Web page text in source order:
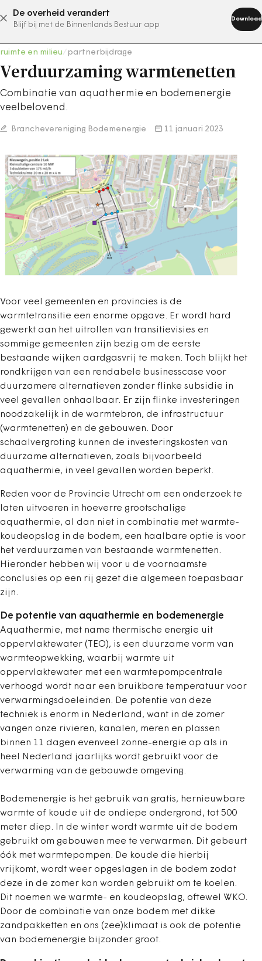
De overheid verandert
Blijf bij met de Binnenlands Bestuur app
Download
abonneer nu
ruimte en milieu partnerbijdrage
Verduurzaming warmtenetten
Combinatie van aquathermie en bodemenergie
veelbelovend.
Branchevereniging Bodemenergie 11 januari 2023
Voor veel gemeenten en provincies is de
warmtetransitie een enorme opgave. Er wordt hard
gewerkt aan het uitrollen van transitievisies en
sommige gemeenten zijn bezig om de eerste
bestaande wijken aardgasvrij te maken. Toch blijkt het
rondkrijgen van een rendabele businesscase voor
duurzamere alternatieven zonder flinke subsidie in
veel gevallen onhaalbaar. Er zijn flinke investeringen
noodzakelijk in de warmtebron, de infrastructuur
(warmtenetten) en de gebouwen. Door
schaalvergroting kunnen de investeringskosten van
duurzame alternatieven, zoals bijvoorbeeld
aquathermie, in veel gevallen worden beperkt.
Reden voor de Provincie Utrecht om een onderzoek te
laten uitvoeren in hoeverre grootschalige
aquathermie, al dan niet in combinatie met warmte-
koudeopslag in de bodem, een haalbare optie is voor
het verduurzamen van bestaande warmtenetten.
Hieronder hebben wij voor u de voornaamste
conclusies op een rij gezet die algemeen toepasbaar
zijn.
De potentie van aquathermie en bodemenergie
Aquathermie, met name thermische energie uit
oppervlaktewater (TEO), is een duurzame vorm van
warmteopwekking, waarbij warmte uit
oppervlaktewater met een warmtepompcentrale
verhoogd wordt naar een bruikbare temperatuur voor
verwarmingsdoeleinden. De potentie van deze
techniek is enorm in Nederland, want in de zomer
vangen onze rivieren, kanalen, meren en plassen
binnen 11 dagen evenveel zonne-energie op als in
heel Nederland jaarlijks wordt gebruikt voor de
verwarming van de gebouwde omgeving.
Bodemenergie is het gebruik van gratis, hernieuwbare
warmte of koude uit de ondiepe ondergrond, tot 500
meter diep. In de winter wordt warmte uit de bodem
gebruikt om gebouwen mee te verwarmen. Dit gebeurt
óók met warmtepompen. De koude die hierbij
vrijkomt, wordt weer opgeslagen in de bodem zodat
deze in de zomer kan worden gebruikt om te koelen.
Dit noemen we warmte- en koudeopslag, oftewel WKO.
Door de combinatie van onze bodem met dikke
zandpakketten en ons (zee)klimaat is ook de potentie
van bodemenergie bijzonder groot.